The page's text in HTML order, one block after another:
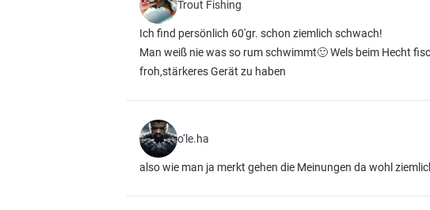
Trout Fishing
Ich find persönlich 60'gr. schon ziemlich schwach!
Man weiß nie was so rum schwimmt🙂 Wels beim Hecht
froh,stärkeres Gerät zu haben
o‘le.ha
also wie man ja merkt gehen die Meinungen da wohl